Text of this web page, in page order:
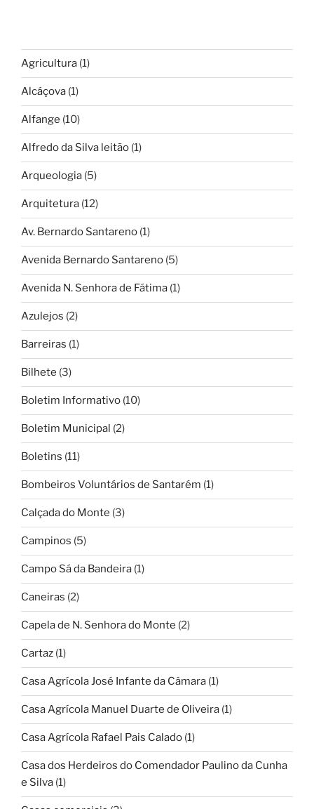
Agricultura (1)
Alcáçova (1)
Alfange (10)
Alfredo da Silva leitão (1)
Arqueologia (5)
Arquitetura (12)
Av. Bernardo Santareno (1)
Avenida Bernardo Santareno (5)
Avenida N. Senhora de Fátima (1)
Azulejos (2)
Barreiras (1)
Bilhete (3)
Boletim Informativo (10)
Boletim Municipal (2)
Boletins (11)
Bombeiros Voluntários de Santarém (1)
Calçada do Monte (3)
Campinos (5)
Campo Sá da Bandeira (1)
Caneiras (2)
Capela de N. Senhora do Monte (2)
Cartaz (1)
Casa Agrícola José Infante da Câmara (1)
Casa Agrícola Manuel Duarte de Oliveira (1)
Casa Agrícola Rafael Pais Calado (1)
Casa dos Herdeiros do Comendador Paulino da Cunha
e Silva (1)